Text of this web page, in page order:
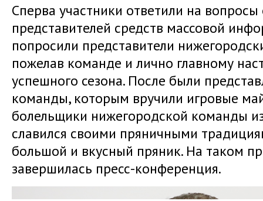
Сперва участники ответили на
представителей средств массовой
попросили представители
пожелав команде и лично главному
успешного сезона. После были
команды, которым вручили игровые
болельщики нижегородской команды
славился своими пряничными
большой и вкусный пряник. На таком
завершилась пресс-конференция.